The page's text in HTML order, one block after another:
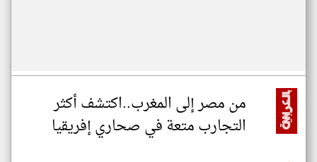
من مصر إلى المغرب..اكتشف أكثر
التجارب متعة في صحاري إفريقيا